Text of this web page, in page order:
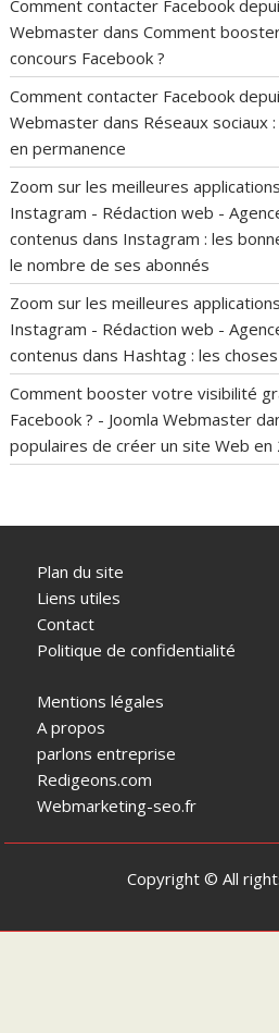
Comment contacter Facebook
Webmaster dansComment
concours Facebook ?
Comment contacter Facebook
Webmaster dans Réseaux sociaux
en permanence
Zoom sur les meilleures
Instagram - Rédaction web -
contenus dans Instagram : les
le nombre de ses abonnés
Zoom sur les meilleures
Instagram - Rédaction web -
contenus dans Hashtag : les
Comment booster votre visibilité
Facebook ? - Joomla Webmaster
populaires de créer un site Web en
Plan du site
Liens utiles
Contact
Politique de confidentialité
Mentions légales
A propos
parlons entreprise
Redigeons.com
Webmarketing-seo.fr
Copyright © All